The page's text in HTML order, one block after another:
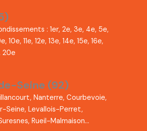
: 1er, 2e, 3e, 4e, 5e,
10e, 11e, 12e, 13e, 14e, 15e, 16e,
20e
Seine (92)
Nanterre, Courbevoie,
Seine, Levallois-Perret,
Rueil-Malmaison…